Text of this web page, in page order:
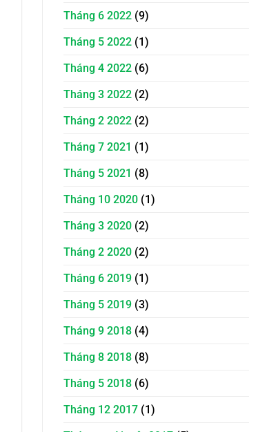
Tháng 6 2022 (9)
Tháng 5 2022 (1)
Tháng 4 2022 (6)
Tháng 3 2022 (2)
Tháng 2 2022 (2)
Tháng 7 2021 (1)
Tháng 5 2021 (8)
Tháng 10 2020 (1)
Tháng 3 2020 (2)
Tháng 2 2020 (2)
Tháng 6 2019 (1)
Tháng 5 2019 (3)
Tháng 9 2018 (4)
Tháng 8 2018 (8)
Tháng 5 2018 (6)
Tháng 12 2017 (1)